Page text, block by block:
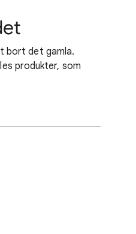
bort det gamla.
produkter, som